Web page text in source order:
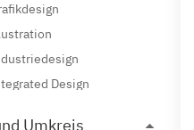
Design
Umkreis